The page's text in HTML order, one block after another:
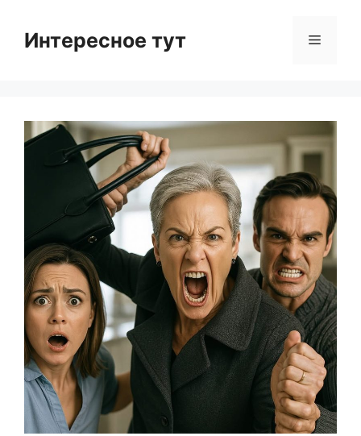
contentИнтересное тут Menu